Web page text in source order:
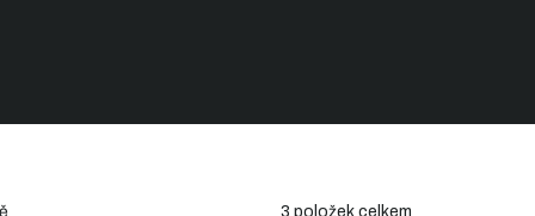
3 položek celkem